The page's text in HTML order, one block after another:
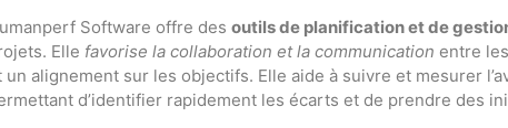
Software offre des outils de planification et de
Elle favorise la collaboration et la communication entre
un alignement sur les objectifs. Elle aide à suivre et mesurer
d’identifier rapidement les écarts et de prendre des